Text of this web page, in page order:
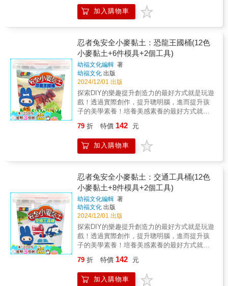
喜歡的黏土造型。◎28種小遊戲，創作之餘更
有趣說明書中還有許多有趣的小遊戲，供孩子
們玩樂。例如：找出冰淇淋在哪裡；幫助小青
等，享受黏土造型之餘，還有許多好玩的小遊
戲可以玩！◎內附雕刻工具與四種顏色的黏
土，重複使用不浪費遊戲組內附雕刻工具，輔
助雕刻造型；四種顏色（綠、紅、黃、藍）的
黏土可重複使用，有創意又環保。使用後記得
蓋上蓋子，黏土才不會乾掉喔！
完成屬於自己獨一無二的作品，從平面到立
體、五顏六色的小麥粘土以及各式各樣的工具
遊戲中提升對美的感受力，在實作中發揮想像
力，從遊戲中落實跨領域的學習。★在家就能
當個小小藝術家，體驗揉捏、按壓、搓揉不同
的黏土造型，創造豐富獨一無二的作品。★玩
黏土是兒童表達自我的方式，不但可以強化小
肌肉的靈活度，更有助於啟發對於色彩的認知
力！【內容物】12色小麥黏土、8件模具、2個
工具◎商品顏色請依實際內容物為準。 ◎使
用前後請清洗手部，並禁止食用。
加入購物車
忍者兔安全小麥黏土：恐龍王國桶(12色
小麥黏土+6件模具+2個工具)
幼福文化編輯 著
幼福文化 出版
2024/12/01 出版
探索DIY的樂趣提升創造力的最好方式就是玩遊
戲！透過實際創作，提升聰明腦，進而提升孩
子的美學素養！培養美感素養的最好方式就是
察和探索DIY的變化，並在不斷的手作過程中，
完成屬於自己獨一無二的作品，從平面到立
體、五顏六色的小麥粘土以及各式各樣的工具
遊戲中提升對美的感受力，在實作中發揮想像
力，從遊戲中落實跨領域的學習。★在家就能
當個小小藝術家，體驗揉捏、按壓、搓揉不同
的黏土造型，創造豐富獨一無二的作品。★玩
黏土是兒童表達自我的方式，不但可以強化小
肌肉的靈活度，更有助於啟發對於色彩的認知
力！【內容物】12色小麥黏土、6件模具、2個
工具◎商品顏色請依實際內容物為準。 ◎使
用前後請清洗手部，並禁止食用。
79 折 特價 142 元
加入購物車
忍者兔安全小麥黏土：交通工具桶(12色
小麥黏土+8件模具+2個工具)
幼福文化編輯 著
幼福文化 出版
2024/12/01 出版
探索DIY的樂趣提升創造力的最好方式就是玩遊
戲！透過實際創作，提升聰明腦，進而提升孩
子的美學素養！培養美感素養的最好方式就是
察和探索DIY的變化，並在不斷的手作過程中，
完成屬於自己獨一無二的作品，從平面到立
體、五顏六色的小麥粘土以及各式各樣的工具
79 折 特價 142 元
加入購物車